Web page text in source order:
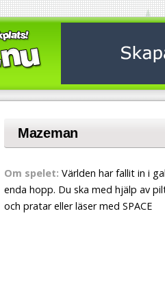
Mazeman
Om spelet: Världen har fallit in i
enda hopp. Du ska med hjälp av
och pratar eller läser med SPACE